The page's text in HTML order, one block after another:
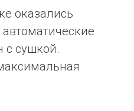
оказались
с сушкой.